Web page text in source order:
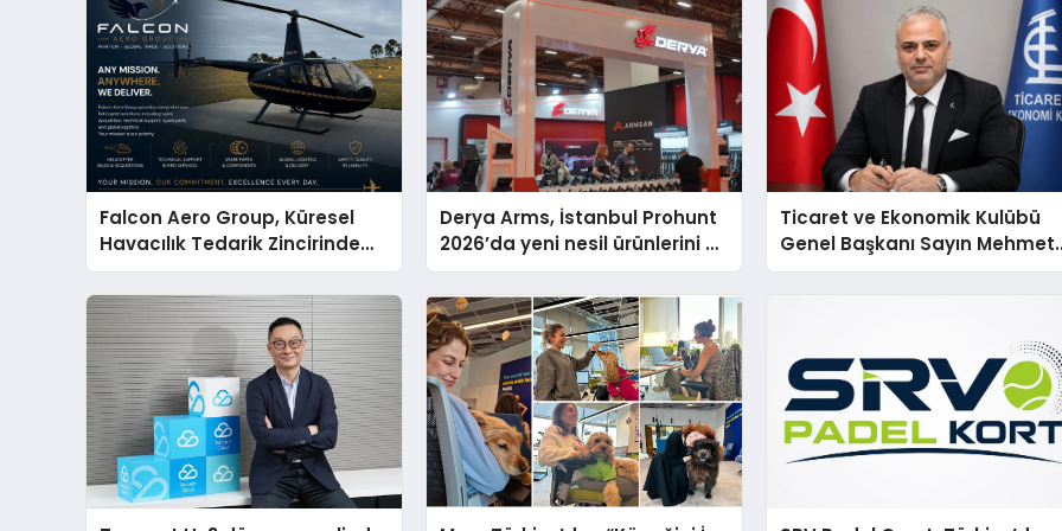
Falcon Aero Group, Küresel
Havacılık Tedarik Zincirinde
Türkiye’den Dünyaya Açılıyor
Derya Arms, İstanbul Prohunt
2026’da yeni nesil ürünlerini ve
global marka vizyonunu
sergiledi
Ticaret ve Ekonomik Kulübü
Genel Başkanı Sayın Mehmet
Ulutaş, ekonomiye dair